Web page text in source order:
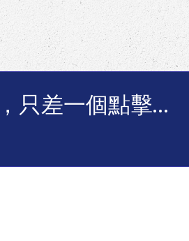
只差一個點擊…